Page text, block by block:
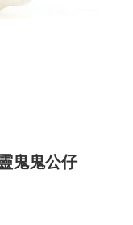
鬼鬼公仔